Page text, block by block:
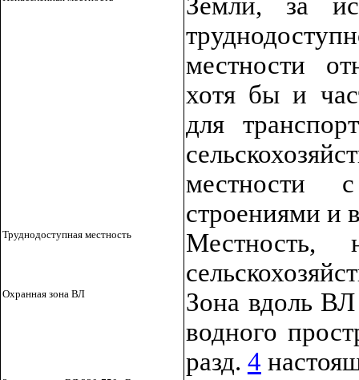
местности
хотя бы и
для
местности
строениями и
Труднодоступная местность
Местность,
Охранная зона ВЛ
Зона вдоль
водного
разд. 4